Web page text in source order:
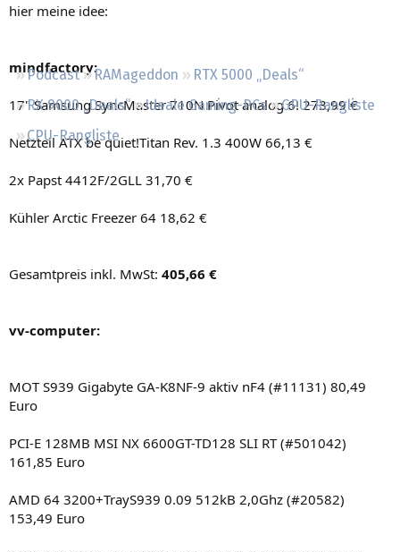
Podcast RAMageddon
RTX 5000 „Deals“
RX 9000 „Deals“
Ideale Gaming-PCs
GPU-Rangliste
CPU-Rangliste
hier meine idee:
mindfactory:
17" Samsung SyncMaster 710N Pivot analog 6! 273,99 €
Netzteil ATX be quiet!Titan Rev. 1.3 400W 66,13 €
2x Papst 4412F/2GLL 31,70 €
Kühler Arctic Freezer 64 18,62 €
Gesamtpreis inkl. MwSt: 405,66 €
vv-computer:
MOT S939 Gigabyte GA-K8NF-9 aktiv nF4 (#11131) 80,49
Euro
PCI-E 128MB MSI NX 6600GT-TD128 SLI RT (#501042)
161,85 Euro
AMD 64 3200+TrayS939 0.09 512kB 2,0Ghz (#20582)
153,49 Euro